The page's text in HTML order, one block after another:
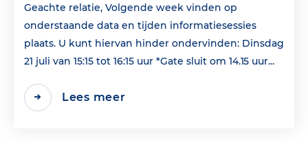
Geachte relatie, Volgende week vinden op
onderstaande data en tijden informatiesessies
plaats. U kunt hiervan hinder ondervinden: Dinsdag
21 juli van 15:15 tot 16:15 uur *Gate sluit om 14.15 uur...
Lees meer